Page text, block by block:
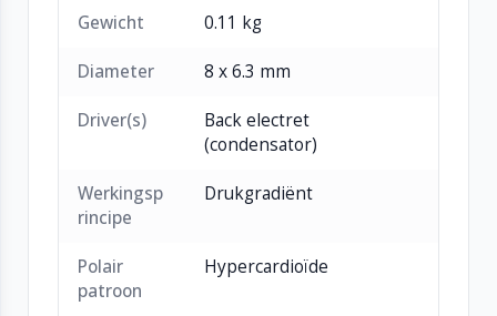
messing
Gewicht 0.11 kg
Diameter 8 x 6.3 mm
Driver(s)
Back electret
(condensator)
Werkingsp
rincipe
Drukgradiënt
Polair
patroon
Hypercardioïde